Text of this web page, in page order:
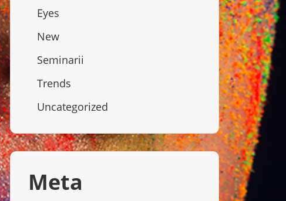
Eyes
New
Seminarii
Trends
Uncategorized
Meta